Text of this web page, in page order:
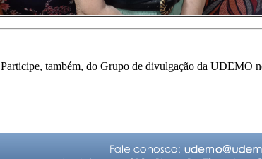
Participe, também, do Grupo de divulgação da UDEMO